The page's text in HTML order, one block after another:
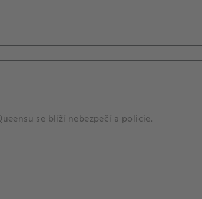
se blíží nebezpečí a policie.